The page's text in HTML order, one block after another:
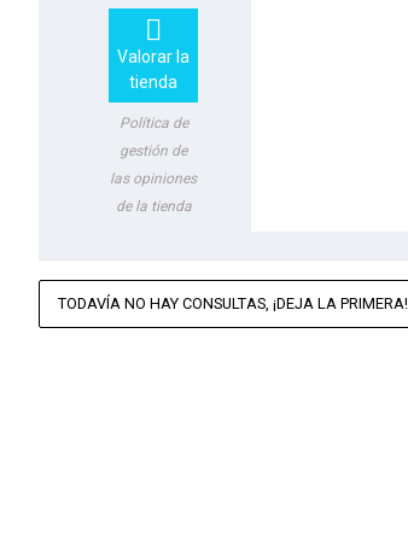

Valorar la
tienda
Política de
gestión de
las opiniones
de la tienda
TODAVÍA NO HAY CONSULTAS, ¡DEJA LA PRIMERA!